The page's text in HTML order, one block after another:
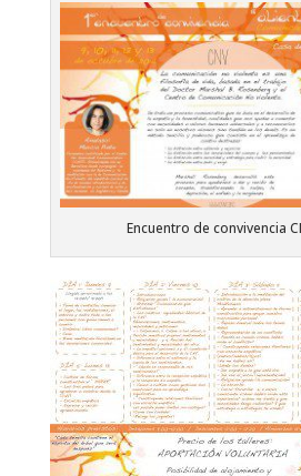
Encuentro de convivencia